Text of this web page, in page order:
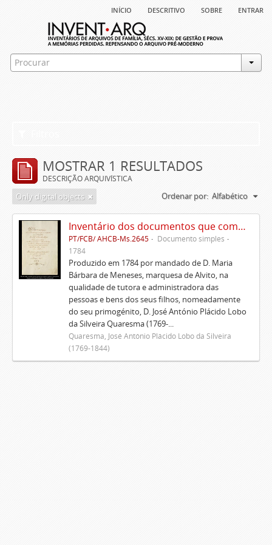
início descritivo sobre entrar
MOSTRAR 1 RESULTADOS
DESCRIÇÃO ARQUIVÍSTICA
Only digital objects Ordenar por: Alfabético
Inventário dos documentos que compõem o cartório da Casa de Alvito
PT/FCB/ AHCB-Ms.2645
Documento simples
1784
Produzido em 1784 por mandado de D. Maria
Bárbara de Meneses, marquesa de Alvito, na
qualidade de tutora e administradora das
pessoas e bens dos seus filhos, nomeadamente
do seu primogénito, D. José António Plácido Lobo
da Silveira Quaresma (1769-...
Quaresma, José António Plácido Lobo da Silveira
(1769-1844)